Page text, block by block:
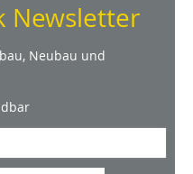
Newsletter
Neubau und